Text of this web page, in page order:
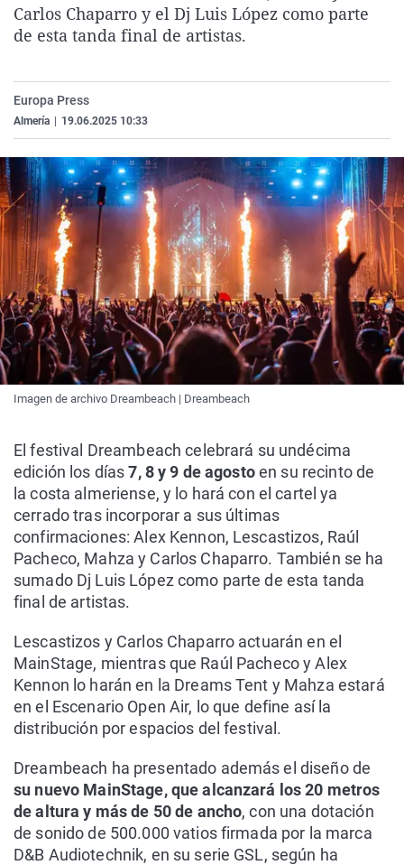
La rosa de los vientos
Como el perro y el
Caso
Equipo de
Extremadura
La Rioja
País Vasco
Virales
Elecciones
Carlos Chaparro y el Dj Luis López como parte
de esta tanda final de artistas.
Europa Press
Almería 19.06.2025 10:33
Imagen de archivo Dreambeach | Dreambeach
El festival Dreambeach celebrará su undécima
edición los días7, 8 y 9 de agostoen su recinto de
la costa almeriense, y lo hará con el cartel ya
cerrado tras incorporar a sus últimas
confirmaciones: Alex Kennon, Lescastizos, Raúl
Pacheco, Mahza y Carlos Chaparro. También se ha
sumado Dj Luis López como parte de esta tanda
final de artistas.
Lescastizos y Carlos Chaparro actuarán en el
MainStage, mientras que Raúl Pacheco y Alex
Kennon lo harán en la Dreams Tent y Mahza estará
en el Escenario Open Air, lo que define así la
distribución por espacios del festival.
Dreambeach ha presentado además el diseño de
su nuevo MainStage, que alcanzará los 20 metros
de altura y más de 50 de ancho, con una dotación
de sonido de 500.000 vatios firmada por la marca
D&B Audiotechnik, en su serie GSL, según ha